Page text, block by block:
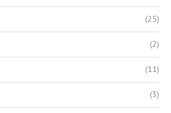
(25)
(2)
(11)
(3)